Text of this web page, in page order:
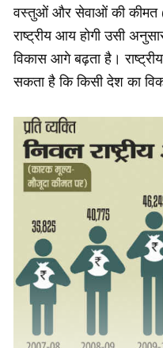
वस्तुओं और सेवाओं की कीमत
राष्ट्रीय आय होगी उसी
विकास आगे बढ़ता है।
सकता है कि किसी देश का